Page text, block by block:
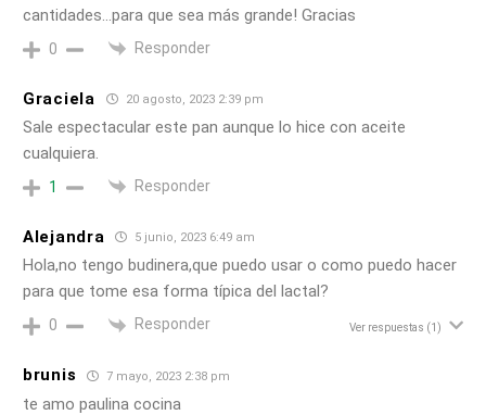
cantidades…para que sea más grande! Gracias
0 Responder
Graciela 20 agosto, 2023 2:39 pm
Sale espectacular este pan aunque lo hice con aceite
cualquiera.
1 Responder
Alejandra 5 junio, 2023 6:49 am
Hola,no tengo budinera,que puedo usar o como puedo hacer
para que tome esa forma típica del lactal?
0 Responder Ver respuestas (1)
brunis 7 mayo, 2023 2:38 pm
te amo paulina cocina